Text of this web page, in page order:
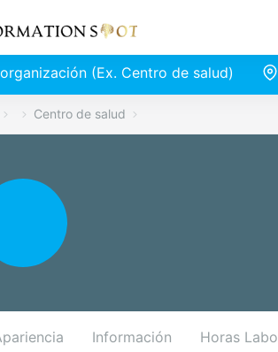
(Ex. Centro de salud)
Centro de salud
Información Horas